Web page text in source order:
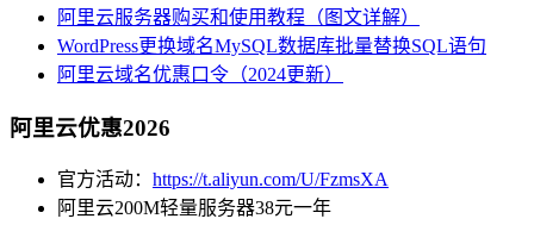
阿里云服务器购买和使用教程（图文详解）
WordPress更换域名MySQL数据库批量替换SQL语句
阿里云域名优惠口令（2024更新）
阿里云优惠2026
官方活动： https://t.aliyun.com/U/FzmsXA
阿里云200M轻量服务器38元一年